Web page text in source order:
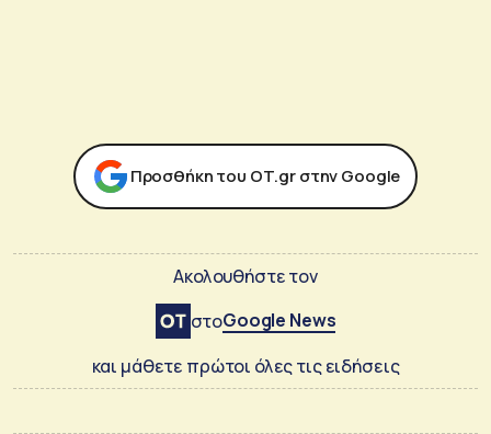
Προσθήκη του ΟΤ.gr στην Google
Ακολουθήστε τον
στοGoogle News
και μάθετε πρώτοι όλες τις ειδήσεις